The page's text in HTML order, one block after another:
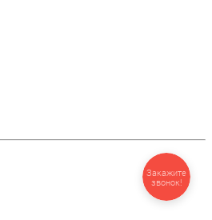
Закажите
звонок!